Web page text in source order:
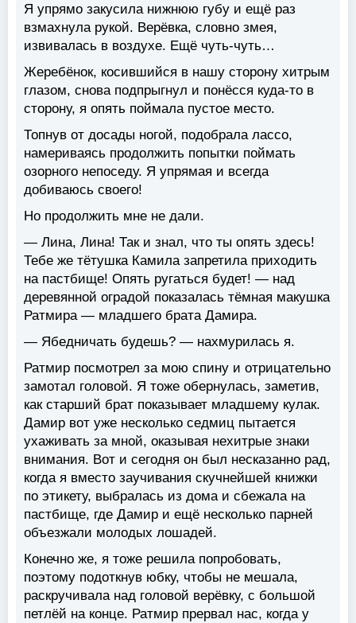
Я упрямо закусила нижнюю губу и ещё раз
взмахнула рукой. Верёвка, словно змея,
извивалась в воздухе. Ещё чуть-чуть…
Жеребёнок, косившийся в нашу сторону хитрым
глазом, снова подпрыгнул и понёсся куда-то в
сторону, я опять поймала пустое место.
Топнув от досады ногой, подобрала лассо,
намериваясь продолжить попытки поймать
озорного непоседу. Я упрямая и всегда
добиваюсь своего!
Но продолжить мне не дали.
— Лина, Лина! Так и знал, что ты опять здесь!
Тебе же тётушка Камила запретила приходить
на пастбище! Опять ругаться будет! — над
деревянной оградой показалась тёмная макушка
Ратмира — младшего брата Дамира.
— Ябедничать будешь? — нахмурилась я.
Ратмир посмотрел за мою спину и отрицательно
замотал головой. Я тоже обернулась, заметив,
как старший брат показывает младшему кулак.
Дамир вот уже несколько седмиц пытается
ухаживать за мной, оказывая нехитрые знаки
внимания. Вот и сегодня он был несказанно рад,
когда я вместо заучивания скучнейшей книжки
по этикету, выбралась из дома и сбежала на
пастбище, где Дамир и ещё несколько парней
объезжали молодых лошадей.
Конечно же, я тоже решила попробовать,
поэтому подоткнув юбку, чтобы не мешала,
раскручивала над головой верёвку, с большой
петлёй на конце. Ратмир прервал нас, когда у